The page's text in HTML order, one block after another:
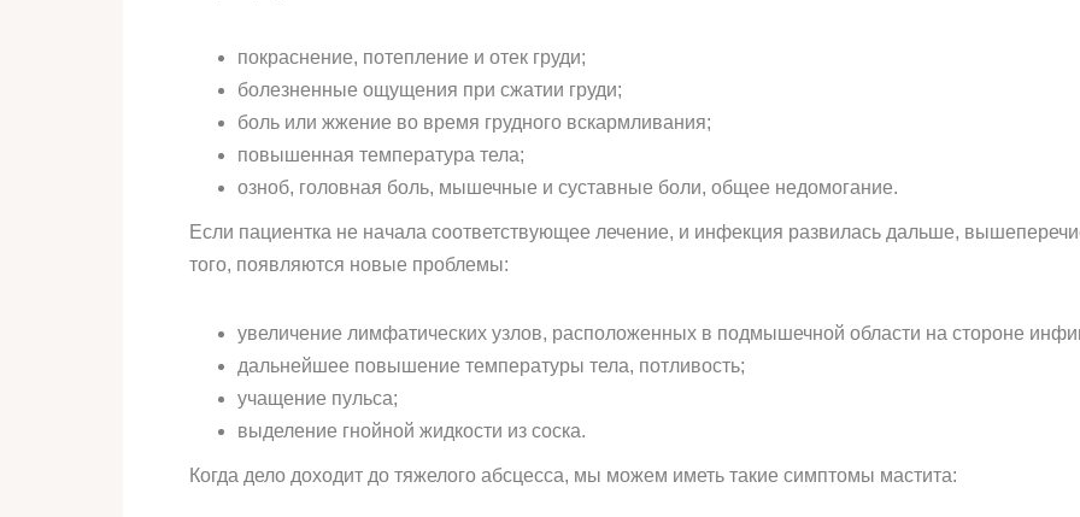
покраснение, потепление и отек груди;
болезненные ощущения при сжатии груди;
боль или жжение во время грудного вскармливания;
повышенная температура тела;
озноб, головная боль, мышечные и суставные боли, общее недомогание.
Если пациентка не начала соответствующее лечение, и инфекция развилась дальше,
того, появляются новые проблемы:
увеличение лимфатических узлов, расположенных в подмышечной области на стороне
дальнейшее повышение температуры тела, потливость;
учащение пульса;
выделение гнойной жидкости из соска.
Когда дело доходит до тяжелого абсцесса, мы можем иметь такие симптомы мастита: